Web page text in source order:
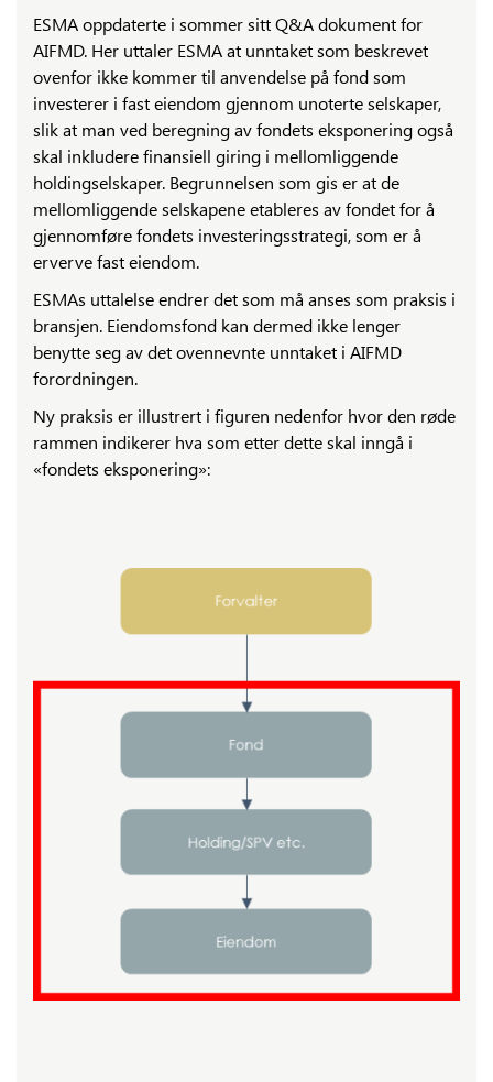
ESMA oppdaterte i sommer sitt Q&A dokument for
AIFMD. Her uttaler ESMA at unntaket som beskrevet
ovenfor ikke kommer til anvendelse på fond som
investerer i fast eiendom gjennom unoterte selskaper,
slik at man ved beregning av fondets eksponering også
skal inkludere finansiell giring i mellomliggende
holdingselskaper. Begrunnelsen som gis er at de
mellomliggende selskapene etableres av fondet for å
gjennomføre fondets investeringsstrategi, som er å
erverve fast eiendom.
ESMAs uttalelse endrer det som må anses som praksis i
bransjen. Eiendomsfond kan dermed ikke lenger
benytte seg av det ovennevnte unntaket i AIFMD
forordningen.
Ny praksis er illustrert i figuren nedenfor hvor den røde
rammen indikerer hva som etter dette skal inngå i
«fondets eksponering»: